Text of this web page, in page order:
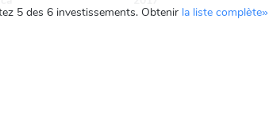
5 des 6 investissements. Obtenir la liste complète»